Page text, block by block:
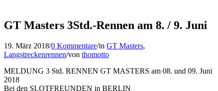
GT Masters 3Std.-Rennen am 8. / 9. Juni
19. März 2018/0 Kommentare/in GT Masters,
Langstreckenrennen/von thomotto
MELDUNG 3 Std. RENNEN GT MASTERS am 08. und 09. Juni
2018
Bei den SLOTFREUNDEN in BERLIN